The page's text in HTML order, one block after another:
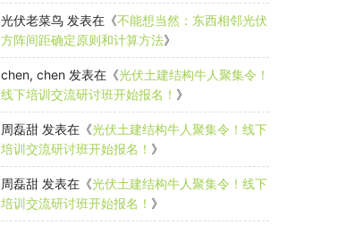
光伏老菜鸟 发表在《不能想当然：东西相邻光伏
方阵间距确定原则和计算方法》
chen, chen 发表在《光伏土建结构牛人聚集令！
线下培训交流研讨班开始报名！ 》
周磊甜 发表在《光伏土建结构牛人聚集令！线下
培训交流研讨班开始报名！ 》
周磊甜 发表在《光伏土建结构牛人聚集令！线下
培训交流研讨班开始报名！ 》